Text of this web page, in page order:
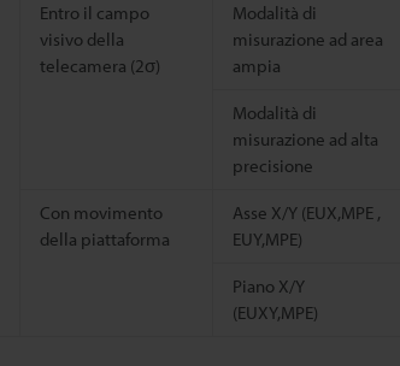
Entro il campo
visivo della
telecamera (2σ)
Modalità di
misurazione ad area
ampia
Modalità di
misurazione ad alta
precisione
Con movimento
della piattaforma
Asse X/Y (EUX,MPE ,
EUY,MPE)
Piano X/Y
(EUXY,MPE)